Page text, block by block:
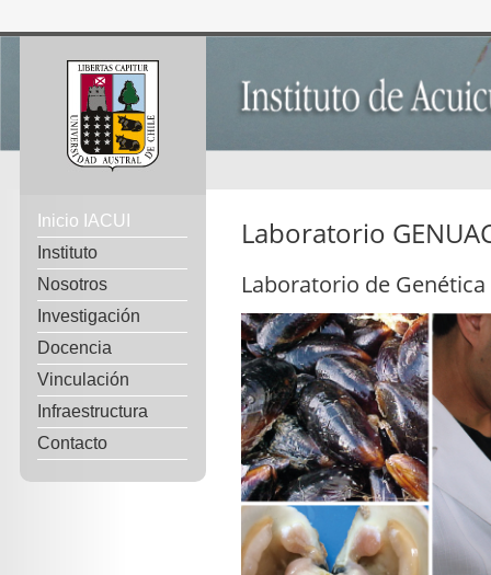
Inicio IACUI
Instituto
Nosotros
Investigación
Docencia
Vinculación
Infraestructura
Contacto
Laboratorio
Laboratorio de